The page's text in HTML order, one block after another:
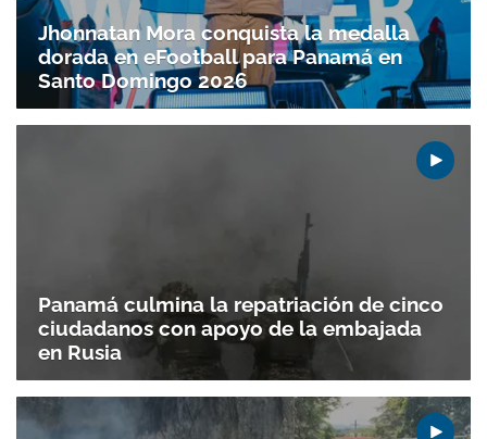
Jhonnatan Mora conquista la medalla
dorada en eFootball para Panamá en
Santo Doming­o 2026
Panamá culmina la repatriación de cinco
ciudadanos con apoyo de la embajada
en Rusia